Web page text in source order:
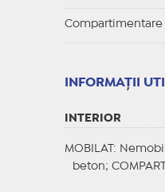
Compartimentare
INFORMAŢII
INTERIOR
MOBILAT :
beton;